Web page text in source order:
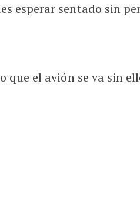
esperar sentado sin
que el avión se va sin